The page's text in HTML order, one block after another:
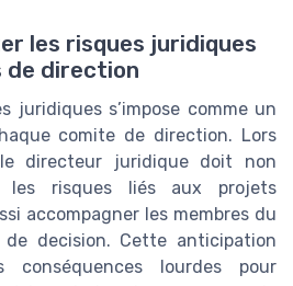
les risques juridiques
de direction
juridiques s’impose comme un
comite de direction. Lors
directeur juridique doit non
les risques liés aux projets
accompagner les membres du
decision. Cette anticipation
conséquences lourdes pour